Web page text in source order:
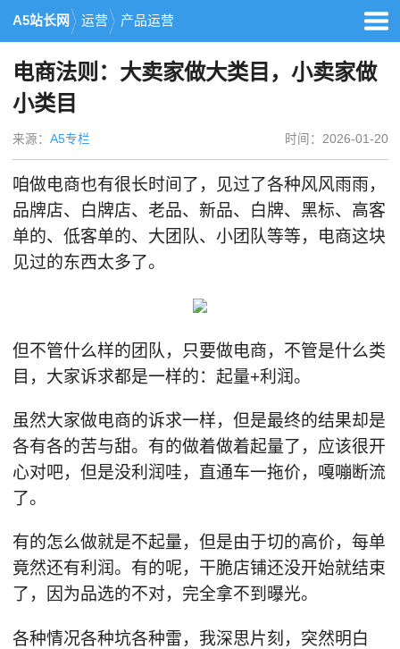
A5站长网 运营 产品运营
电商法则：大卖家做大类目，小卖家做
小类目
来源： A5专栏 时间：2026-01-20
咱做电商也有很长时间了，见过了各种风风雨雨，
品牌店、白牌店、老品、新品、白牌、黑标、高客
单的、低客单的、大团队、小团队等等，电商这块
见过的东西太多了。
但不管什么样的团队，只要做电商，不管是什么类
目，大家诉求都是一样的：起量+利润。
虽然大家做电商的诉求一样，但是最终的结果却是
各有各的苦与甜。有的做着做着起量了，应该很开
心对吧，但是没利润哇，直通车一拖价，嘎嘣断流
了。
有的怎么做就是不起量，但是由于切的高价，每单
竟然还有利润。有的呢，干脆店铺还没开始就结束
了，因为品选的不对，完全拿不到曝光。
各种情况各种坑各种雷，我深思片刻，突然明白